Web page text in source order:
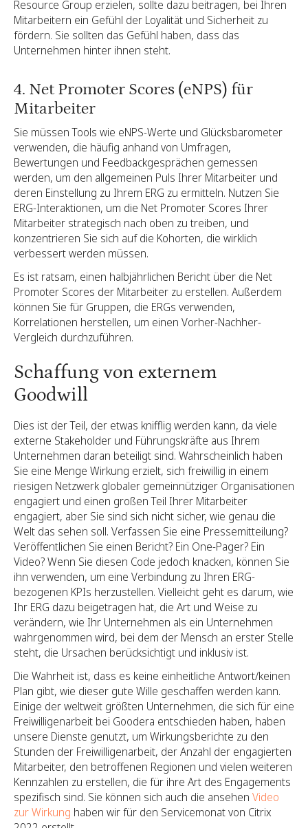
Resource Group erzielen, sollte dazu beitragen, bei Ihren
Mitarbeitern ein Gefühl der Loyalität und Sicherheit zu
fördern. Sie sollten das Gefühl haben, dass das
Unternehmen hinter ihnen steht.
4. Net Promoter Scores (eNPS) für
Mitarbeiter
Sie müssen Tools wie eNPS-Werte und Glücksbarometer
verwenden, die häufig anhand von Umfragen,
Bewertungen und Feedbackgesprächen gemessen
werden, um den allgemeinen Puls Ihrer Mitarbeiter und
deren Einstellung zu Ihrem ERG zu ermitteln. Nutzen Sie
ERG-Interaktionen, um die Net Promoter Scores Ihrer
Mitarbeiter strategisch nach oben zu treiben, und
konzentrieren Sie sich auf die Kohorten, die wirklich
verbessert werden müssen.
Es ist ratsam, einen halbjährlichen Bericht über die Net
Promoter Scores der Mitarbeiter zu erstellen. Außerdem
können Sie für Gruppen, die ERGs verwenden,
Korrelationen herstellen, um einen Vorher-Nachher-
Vergleich durchzuführen.
Schaffung von externem
Goodwill
Dies ist der Teil, der etwas knifflig werden kann, da viele
externe Stakeholder und Führungskräfte aus Ihrem
Unternehmen daran beteiligt sind. Wahrscheinlich haben
Sie eine Menge Wirkung erzielt, sich freiwillig in einem
riesigen Netzwerk globaler gemeinnütziger Organisationen
engagiert und einen großen Teil Ihrer Mitarbeiter
engagiert, aber Sie sind sich nicht sicher, wie genau die
Welt das sehen soll. Verfassen Sie eine Pressemitteilung?
Veröffentlichen Sie einen Bericht? Ein One-Pager? Ein
Video? Wenn Sie diesen Code jedoch knacken, können Sie
ihn verwenden, um eine Verbindung zu Ihren ERG-
bezogenen KPIs herzustellen. Vielleicht geht es darum, wie
Ihr ERG dazu beigetragen hat, die Art und Weise zu
verändern, wie Ihr Unternehmen als ein Unternehmen
wahrgenommen wird, bei dem der Mensch an erster Stelle
steht, die Ursachen berücksichtigt und inklusiv ist.
Die Wahrheit ist, dass es keine einheitliche Antwort/keinen
Plan gibt, wie dieser gute Wille geschaffen werden kann.
Einige der weltweit größten Unternehmen, die sich für eine
Freiwilligenarbeit bei Goodera entschieden haben, haben
unsere Dienste genutzt, um Wirkungsberichte zu den
Stunden der Freiwilligenarbeit, der Anzahl der engagierten
Mitarbeiter, den betroffenen Regionen und vielen weiteren
Kennzahlen zu erstellen, die für ihre Art des Engagements
spezifisch sind. Sie können sich auch die ansehen Video
zur Wirkung haben wir für den Servicemonat von Citrix